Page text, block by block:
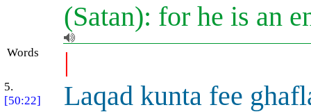
(Satan): for he is an
Words |
5.
[50:22]
Laqad kunta fee